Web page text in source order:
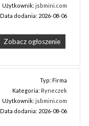
Użytkownik:jsbmini.com
Data dodania: 2026-08-06
Zobacz ogłoszenie
Typ: Firma
Kategoria: Ryneczek
Użytkownik:jsbmini.com
Data dodania: 2026-08-06